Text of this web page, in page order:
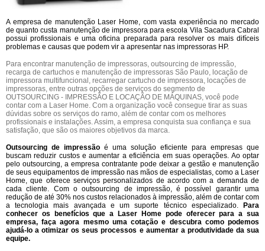
A empresa de manutenção Laser Home, com vasta experiência no mercado
de quanto custa manutenção de impressora para escola Vila Sacadura Cabral
possui profissionais e uma oficina preparada para resolver os mais difíceis
problemas e causas que podem vir a apresentar nas impressoras HP.
Para encontrar manutenção de impressoras, outsourcing de impressão,
recarga de cartuchos e manutenção de impressoras São Paulo, locação de
impressora multifuncional, recarregar cartucho de impressora, locações de
impressoras, entre outras opções de serviços do segmento de
OUTSOURCING - IMPRESSÃO E LOCAÇÃO DE MÁQUINAS, você pode
contar com a Laser Home. Com a organização você consegue tirar as suas
dúvidas sobre os serviços do ramo, além de contar com os melhores
profissionais e instalações. Assim, a empresa conquista sua confiança e sua
satisfação, que são os maiores objetivos da marca.
Outsourcing de impressão é uma solução eficiente para empresas que
buscam reduzir custos e aumentar a eficiência em suas operações. Ao optar
pelo outsourcing, a empresa contratante pode deixar a gestão e manutenção
de seus equipamentos de impressão nas mãos de especialistas, como a Laser
Home, que oferece serviços personalizados de acordo com a demanda de
cada cliente. Com o outsourcing de impressão, é possível garantir uma
redução de até 30% nos custos relacionados à impressão, além de contar com
a tecnologia mais avançada e um suporte técnico especializado. Para
conhecer os benefícios que a Laser Home pode oferecer para a sua
empresa, faça agora mesmo uma cotação e descubra como podemos
ajudá-lo a otimizar os seus processos e aumentar a produtividade da sua
equipe.